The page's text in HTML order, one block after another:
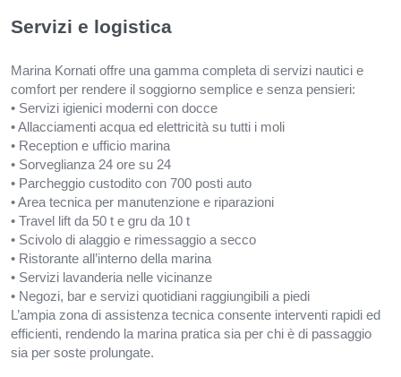
Servizi e logistica
Marina Kornati offre una gamma completa di servizi nautici e
comfort per rendere il soggiorno semplice e senza pensieri:
• Servizi igienici moderni con docce
• Allacciamenti acqua ed elettricità su tutti i moli
• Reception e ufficio marina
• Sorveglianza 24 ore su 24
• Parcheggio custodito con 700 posti auto
• Area tecnica per manutenzione e riparazioni
• Travel lift da 50 t e gru da 10 t
• Scivolo di alaggio e rimessaggio a secco
• Ristorante all’interno della marina
• Servizi lavanderia nelle vicinanze
• Negozi, bar e servizi quotidiani raggiungibili a piedi
L’ampia zona di assistenza tecnica consente interventi rapidi ed
efficienti, rendendo la marina pratica sia per chi è di passaggio
sia per soste prolungate.